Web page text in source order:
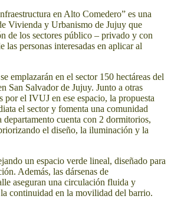
en Alto Comedero” es una
Vivienda y Urbanismo de Jujuy que
de los sectores público – privado y con
las personas interesadas en aplicar al
emplazarán en el sector 150 hectáreas del
San Salvador de Jujuy. Junto a otras
por el IVUJ en ese espacio, la propuesta
el sector y fomenta una comunidad
departamento cuenta con 2 dormitorios,
el diseño, la iluminación y la
un espacio verde lineal, diseñado para
Además, las dársenas de
aseguran una circulación fluida y
continuidad en la movilidad del barrio.